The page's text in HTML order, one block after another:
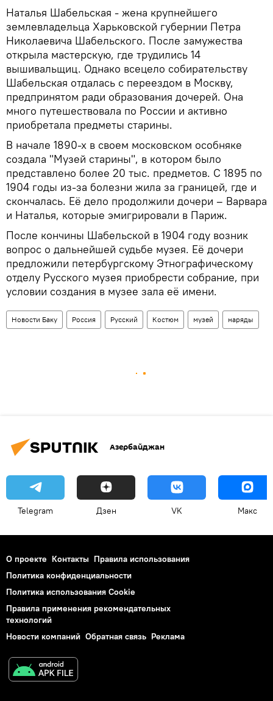
Наталья Шабельская - жена крупнейшего
землевладельца Харьковской губернии Петра
Николаевича Шабельского. После замужества
открыла мастерскую, где трудились 14
вышивальщиц. Однако всецело собирательству
Шабельская отдалась с переездом в Москву,
предпринятом ради образования дочерей. Она
много путешествовала по России и активно
приобретала предметы старины.
В начале 1890-х в своем московском особняке
создала "Музей старины", в котором было
представлено более 20 тыс. предметов. С 1895 по
1904 годы из-за болезни жила за границей, где и
скончалась. Её дело продолжили дочери – Варвара
и Наталья, которые эмигрировали в Париж.
После кончины Шабельской в 1904 году возник
вопрос о дальнейшей судьбе музея. Её дочери
предложили петербургскому Этнографическому
отделу Русского музея приобрести собрание, при
условии создания в музее зала её имени.
Новости Баку Россия Русский Костюм музей наряды
Азербайджан
Telegram Дзен VK Макс
О проекте Контакты Правила использования
Политика конфиденциальности
Политика использования Cookie
Правила применения рекомендательных
технологий
Новости компаний Обратная связь Реклама